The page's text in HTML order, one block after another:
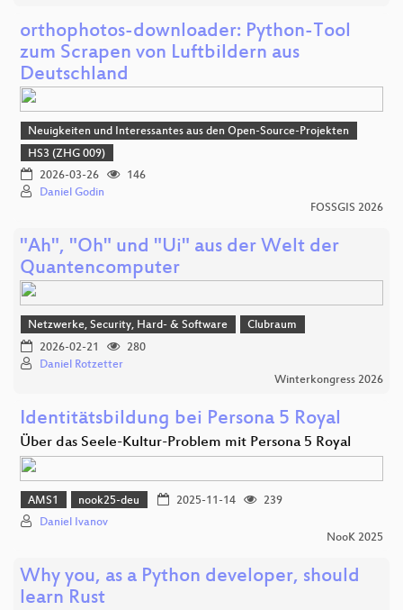
orthophotos-downloader: Python-Tool
zum Scrapen von Luftbildern aus
Deutschland
Neuigkeiten und Interessantes aus den Open-Source-Projekten
HS3 (ZHG 009)
2026-03-26
146
Daniel Godin
FOSSGIS 2026
"Ah", "Oh" und "Ui" aus der Welt der
Quantencomputer
Netzwerke, Security, Hard- & Software
Clubraum
2026-02-21
280
Daniel Rotzetter
Winterkongress 2026
Identitätsbildung bei Persona 5 Royal
Über das Seele-Kultur-Problem mit Persona 5 Royal
AMS1 nook25-deu 2025-11-14
239
Daniel Ivanov
NooK 2025
Why you, as a Python developer, should
learn Rust